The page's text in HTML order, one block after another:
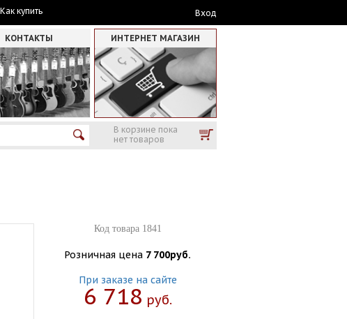
Как купить Вход
КОНТАКТЫ ИНТЕРНЕТ МАГАЗИН
В корзине пока
нет товаров
Код товара 1841
Розничная цена 7 700руб.
При заказе на сайте
6 718 Руб.